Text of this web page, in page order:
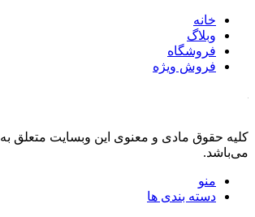
خانه
وبلاگ
فروشگاه
فروش ویژه
کلیه حقوق مادی و معنوی این وبسایت متعلق به
می‌باشد.
منو
دسته بندی ها